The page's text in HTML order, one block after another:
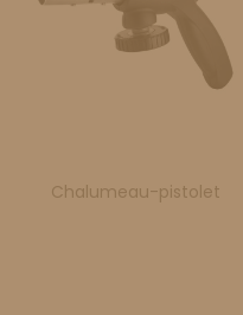
Chalumeau-pistolet